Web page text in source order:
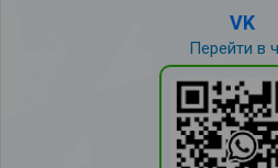
VK
Перейти в